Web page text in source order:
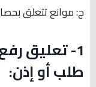
ج: موانع تتعلق
1- تعليق
طلب أو إذن: